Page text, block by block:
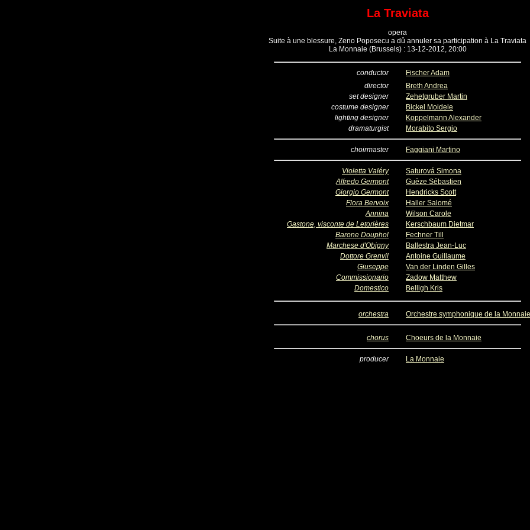
La Traviata
opera
Suite à une blessure, Zeno Poposecu a dû annuler sa participation à La Traviata
La Monnaie (Brussels) : 13-12-2012, 20:00
conductor
Fischer Adam
director
Breth Andrea
set designer
Zehetgruber Martin
costume designer
Bickel Moidele
lighting designer
Koppelmann Alexander
dramaturgist
Morabito Sergio
choirmaster Faggiani Martino
Violetta Valéry
Saturová Simona
Alfredo Germont
Guèze Sébastien
Giorgio Germont
Hendricks Scott
Flora Bervoix
Haller Salomé
Annina
Wilson Carole
Gastone, visconte de Letorières
Kerschbaum Dietmar
Barone Douphol
Fechner Till
Marchese d'Obigny
Ballestra Jean-Luc
Dottore Grenvil
Antoine Guillaume
Giuseppe
Van der Linden Gilles
Commissionario
Zadow Matthew
Domestico
Belligh Kris
orchestra Orchestre symphonique de la Monnaie
chorus Choeurs de la Monnaie
producer La Monnaie